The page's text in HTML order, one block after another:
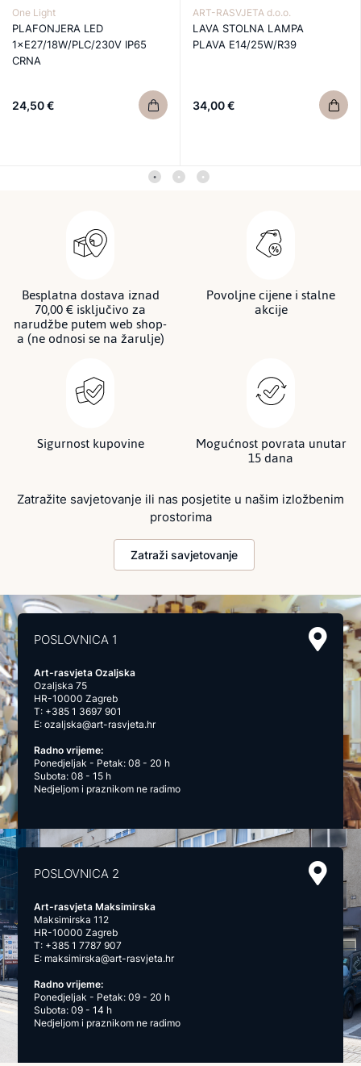
One Light
PLAFONJERA LED
1×E27/18W/PLC/230V IP65
CRNA
24,50 €
ART-RASVJETA d.o.o.
LAVA STOLNA LAMPA
PLAVA E14/25W/R39
34,00 €
Besplatna dostava iznad
70,00 € isključivo za
narudžbe putem web shop-
a (ne odnosi se na žarulje)
Povoljne cijene i stalne
akcije
Sigurnost kupovine Mogućnost povrata unutar
15 dana
Zatražite savjetovanje ili nas posjetite u našim izložbenim
prostorima
Zatraži savjetovanje
POSLOVNICA 1
Art-rasvjeta Ozaljska
Ozaljska 75
HR-10000 Zagreb
T: +385 1 3697 901
E:ozaljska@art-rasvjeta.hr
Radno vrijeme:
Ponedjeljak - Petak: 08 - 20 h
Subota: 08 - 15 h
Nedjeljom i praznikom ne radimo
POSLOVNICA 2
Art-rasvjeta Maksimirska
Maksimirska 112
HR-10000 Zagreb
T: +385 1 7787 907
E: maksimirska@art-rasvjeta.hr
Radno vrijeme:
Ponedjeljak - Petak: 09 - 20 h
Subota: 09 - 14 h
Nedjeljom i praznikom ne radimo